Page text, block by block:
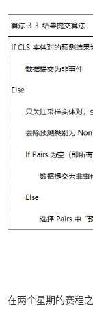
在两个星期的赛程